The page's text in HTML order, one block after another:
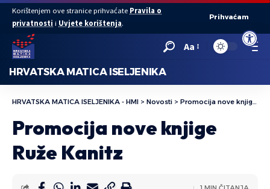
Open
Korištenjem ove stranice prihvaćate Pravila o
privatnosti i Uvjete korištenja.
Prihvaćam
Aa
HRVATSKA MATICA ISELJENIKA
HRVATSKA MATICA ISELJENIKA - HMI > Novosti > Promocija nove knjige Ruže Kanitz
Promocija nove knjige
Ruže Kanitz